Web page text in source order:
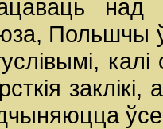
над
Польшчы